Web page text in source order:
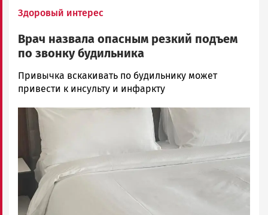
Здоровый интерес
Врач назвала опасным резкий подъем
по звонку будильника
Наталья
Колоко…
Петрозаводска
Карелии
Петрозаводск
ГОВОРИТ
Привычка вскакивать по будильнику может
привести к инсульту и инфаркту
Image